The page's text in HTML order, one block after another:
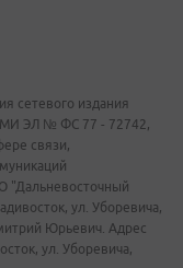
сетевого издания
СМИ ЭЛ № ФС 77 - 72742,
связи,
"Дальневосточный
ул. Уборевича,
Юрьевич. Адрес
ул. Уборевича,